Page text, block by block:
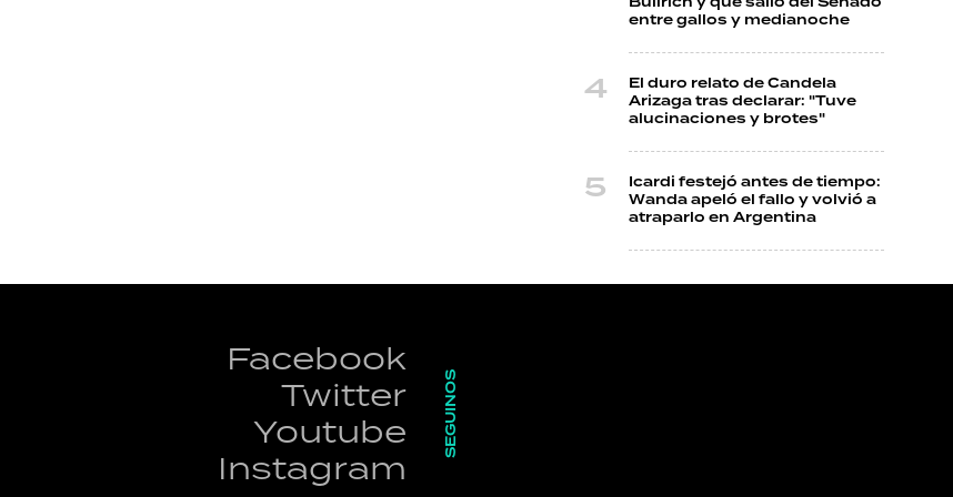
entre gallos y medianoche
El duro relato de Candela
Arizaga tras declarar: "Tuve
alucinaciones y brotes"
Icardi festejó antes de tiempo:
Wanda apeló el fallo y volvió a
atraparlo en Argentina
Facebook
Twitter
Youtube
Instagram
SEGUINOS